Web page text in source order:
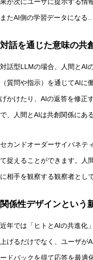
またAI側の学習データになる
対話を通じた意味の共
対話型LLMの場合、人間とAI
（質問や指示）を通じてAI
げかけたり、AIの返答を修正
で、人間とAIは共創関係にあ
セカンドオーダーサイバネテ
て捉えることができます。人
に相手を観察する観察者とし
関係性デザインという
近年では「ヒトとAIの共進化
上げるだけでなく、ユーザ
ードバックを得て応答を最適